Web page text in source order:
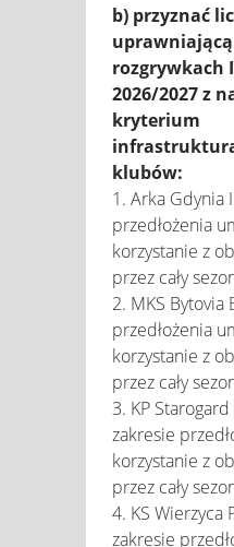
b) przyznać
rozgrywkach
2026/2027 z
kryterium
klubów:
1. Arka Gdynia
przedłożenia
korzystanie z
przez cały
2. MKS Bytovia
przedłożenia
korzystanie z
przez cały
3. KP
zakresie
korzystanie z
przez cały
4. KS Wierzyca
zakresie